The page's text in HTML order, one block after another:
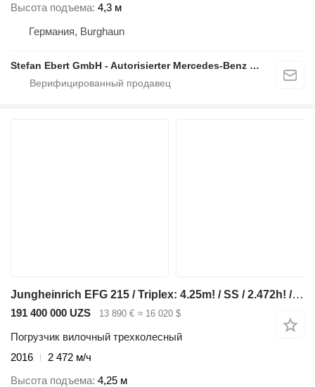
Высота подъема 4,3 м
Германия, Burghaun
Stefan Ebert GmbH - Autorisierter Mercedes-Benz Servicepartner
Jungheinrich EFG 215 / Triplex: 4.25m! / SS / 2.472h! / 2020
191 400 000 UZS 13 890 € ≈ 16 020 $
Погрузчик вилочный трехколесный
2016
2 472 м/ч
Высота подъема 4,25 м